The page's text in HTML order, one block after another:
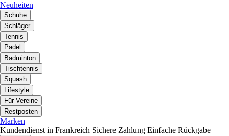
Neuheiten
Schuhe
Schläger
Tennis
Padel
Badminton
Tischtennis
Squash
Lifestyle
Für Vereine
Restposten
Marken
Kundendienst in Frankreich Sichere Zahlung Einfache Rückgabe